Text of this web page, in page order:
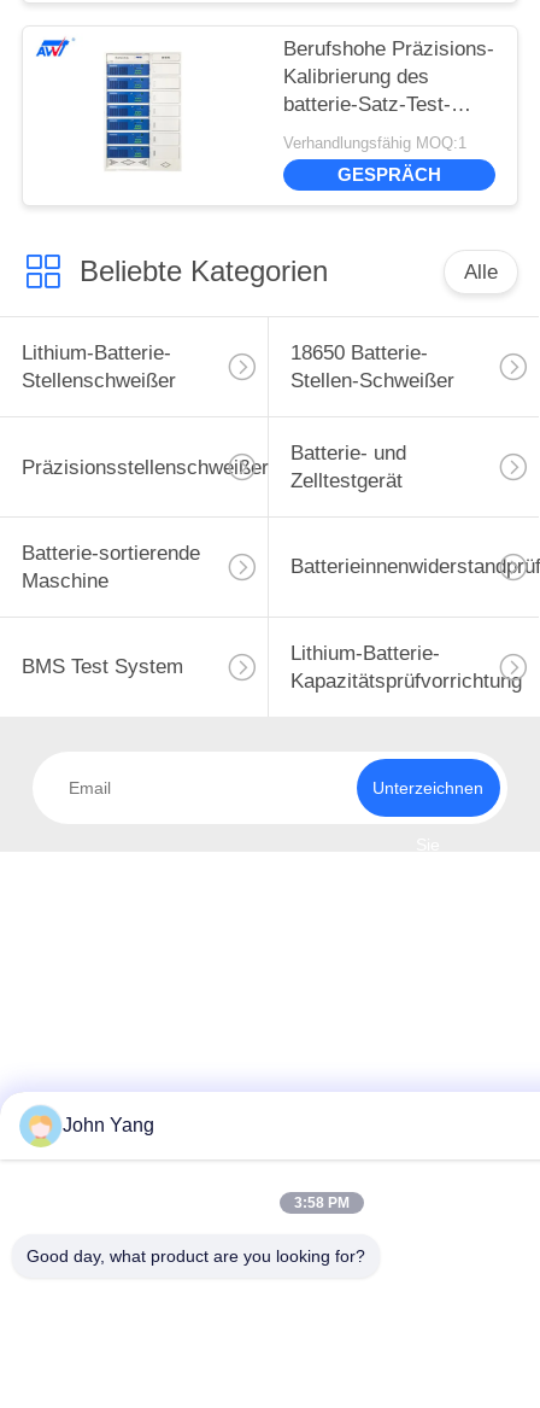
Berufshohe Präzisions-
Kalibrierung des
batterie-Satz-Test-
System-100V 20A
1400W
Verhandlungsfähig MOQ:1
GESPRÄCH
Beliebte Kategorien Alle
Lithium-Batterie-
Stellenschweißer
18650 Batterie-
Stellen-Schweißer
Präzisionsstellenschweißer
Batterie- und
Zelltestgerät
Batterie-sortierende
Maschine
BMS Test System
Lithium-Batterie-
Kapazitätsprüfvorrichtung
Unterzeichnen
John Yang
3:58 PM
Good day, what product are you looking for?